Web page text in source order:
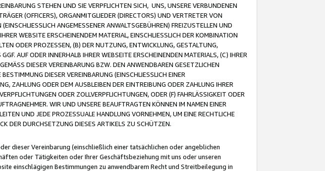
STEHEN UND SIE VERPFLICHTEN SICH, UNS, UNSERE VERBUNDENEN
(OFFICERS), ORGANMITGLIEDER (DIRECTORS) UND VERTRETER VON
ANGEMESSENER ANWALTSGEBÜHREN) FREIZUSTELLEN UND
WEBSITE ERSCHEINENDEM MATERIAL, EINSCHLIESSLICH DER KOMBINATION
ODER PROZESSEN, (B) DER NUTZUNG, ENTWICKLUNG, GESTALTUNG,
AUF ODER INNERHALB IHRER WEBSEITE ERSCHEINENDEN MATERIALS, (C) IHRER
DIESER VEREINBARUNG BZW. DEN ANWENDBAREN GESETZLICHEN
DIESER VEREINBARUNG (EINSCHLIESSLICH EINER
ZAHLUNG ODER DEM AUSBLEIBEN DER EINTREIBUNG ODER ZAHLUNG IHRER
ODER ZOLLVERPFLICHTUNGEN, ODER (F) FAHRLÄSSIGKEIT ODER
WIR UND UNSERE BEAUFTRAGTEN KÖNNEN IM NAMEN EINER
UND JEDE PROZESSUALE HANDLUNG VORNEHMEN, UM EINE RECHTLICHE
DER DURCHSETZUNG DIESES ARTIKELS ZU SCHÜTZEN.
dieser Vereinbarung (einschließlich einer tatsächlichen oder angeblichen
oder Tätigkeiten oder Ihrer Geschäftsbeziehung mit uns oder unseren
einschlägigen Bestimmungen zu anwendbarem Recht und Streitbeilegung in